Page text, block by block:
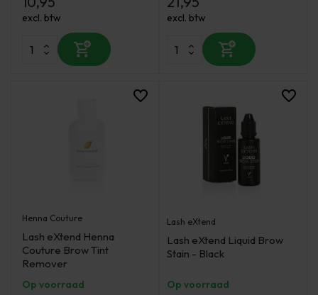
excl. btw excl. btw
Henna Couture
Lash eXtend Henna
Couture Brow Tint
Remover
Op voorraad
Lash eXtend
Lash eXtend Liquid Brow
Stain - Black
Op voorraad